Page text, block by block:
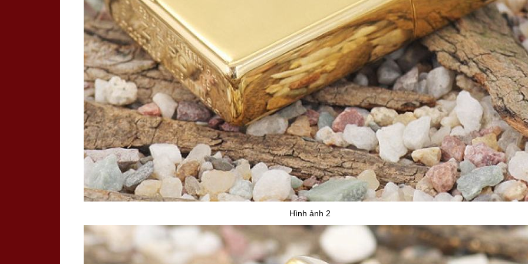
Hình ảnh 2